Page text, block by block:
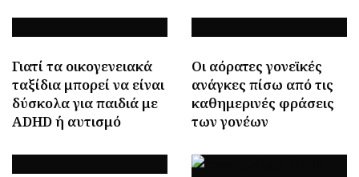
Γιατί τα οικογενειακά
ταξίδια μπορεί να είναι
δύσκολα για παιδιά με
ADHD ή αυτισμό
Οι αόρατες γονεϊκές
ανάγκες πίσω από τις
καθημερινές φράσεις
των γονέων